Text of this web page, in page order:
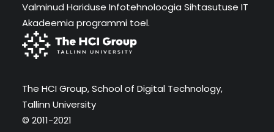
Valminud Hariduse Infotehnoloogia Sihtasutuse IT
Akadeemia programmi toel.
The HCI Group, School of Digital Technology,
Tallinn University
© 2011-2021